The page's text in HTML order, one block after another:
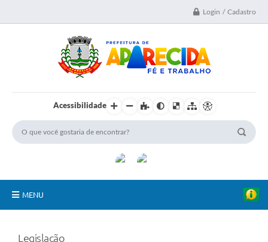
Login / Cadastro
Acessibilidade
MENU
Legislação